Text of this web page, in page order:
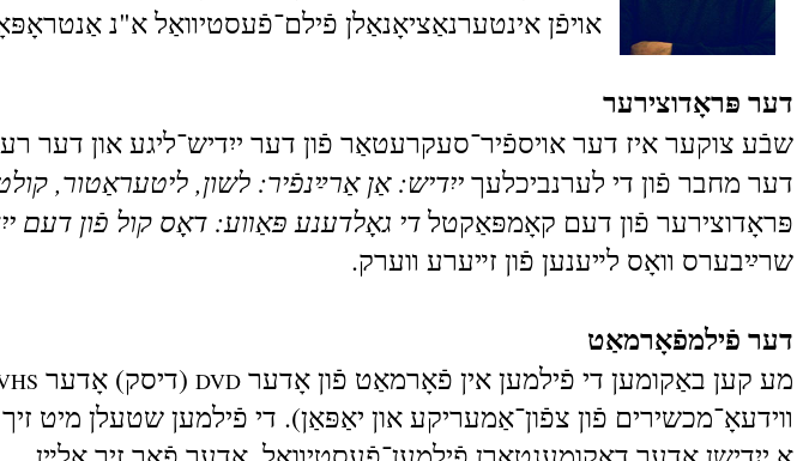
אױפֿן אינטערנאַציאָנאַלן פֿילם־פֿעסטיװאַל א"נ
דער פּראָדוצירער
שבֿע צוקער איז דער אױספֿיר־סעקרעטאַר פֿון דער ייִדיש־ליגע און דער
דער מחבר פֿון די לערנביכלעךייִדיש: אַן אַרײַנפֿיר: לשון, ליטעראַטור,
פּראָדוצירער פֿון דעם קאָמפּאַקטלדי גאָלדענע פּאַװע: דאָס קול פֿון דעם
שרײַבערס װאָס לײענען פֿון זײערע װערק.
דער פֿילמפֿאָרמאַט
מע קען באַקומען די פֿילמען אין פֿאָרמאַט פֿון אָדער DVD (דיסק) אָדער
װידעאָ־מכשירים פֿון צפֿון־אַמעריקע און יאַפּאַן). די פֿילמען שטעלן